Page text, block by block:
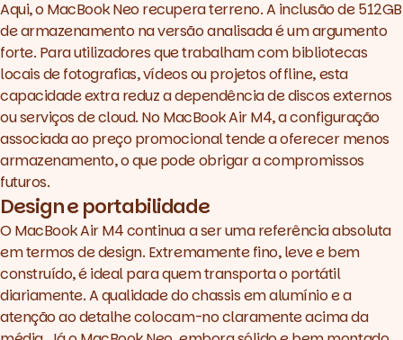
Aqui, o MacBook Neo recupera terreno. A inclusão de 512GB
de armazenamento na versão analisada é um argumento
forte. Para utilizadores que trabalham com bibliotecas
locais de fotografias, vídeos ou projetosoffline, esta
capacidade extra reduz a dependência de discos externos
ou serviços decloud. No MacBook Air M4, a configuração
associada ao preço promocional tende a oferecer menos
armazenamento, o que pode obrigar a compromissos
futuros.
Design e portabilidade
O MacBook Air M4 continua a ser uma referência absoluta
em termos dedesign. Extremamente fino, leve e bem
construído, é ideal para quem transporta o portátil
diariamente. A qualidade do chassis em alumínio e a
atenção ao detalhe colocam-no claramente acima da